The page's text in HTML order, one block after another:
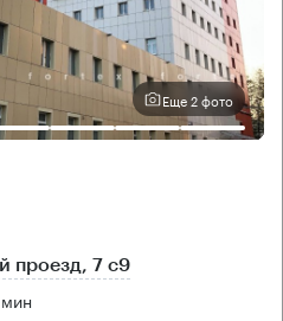
Еще 2 фото
проезд, 7 с9